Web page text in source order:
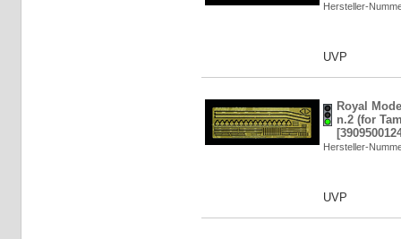
Hersteller-
UVP
Royal
n.2 (for
Hersteller-
UVP